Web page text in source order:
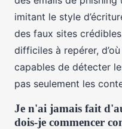
imitant le style
des faux sites
difficiles à repérer,
capables de détecter
pas seulement les
Je n'ai jamais fait
dois-je commencer